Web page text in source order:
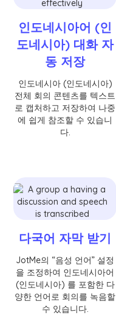
인도네시아어 (인
도네시아) 대화 자
동 저장
인도네시아 (인도네시아)
전체 회의 콘텐츠를 텍스트
로 캡처하고 저장하여 나중
에 쉽게 참조할 수 있습니
다.
다국어 자막 받기
JotMe의 “음성 언어” 설정
을 조정하여 인도네시아어
(인도네시아) 를 포함한 다
양한 언어로 회의를 녹음할
수 있습니다.